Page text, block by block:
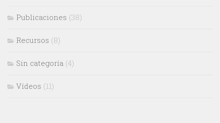
Publicaciones (38)
Recursos (8)
Sin categoría (4)
Vídeos (11)